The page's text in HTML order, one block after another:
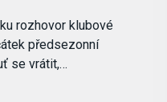
rozhovor klubové
předsezonní
se vrátit,…